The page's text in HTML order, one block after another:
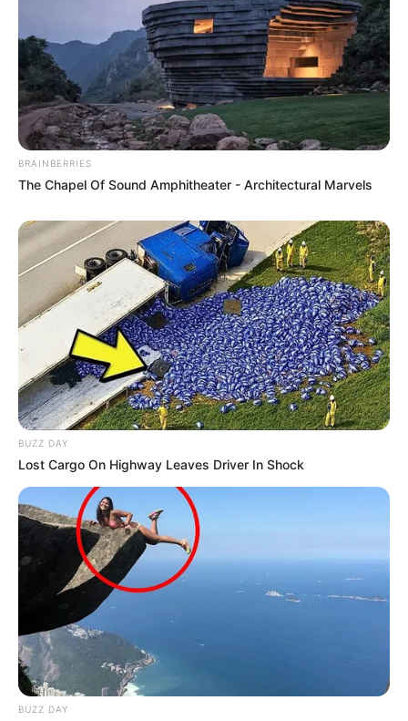
BRAINBERRIES
The Chapel Of Sound Amphitheater - Architectural Marvels
BUZZ DAY
Lost Cargo On Highway Leaves Driver In Shock
BUZZ DAY